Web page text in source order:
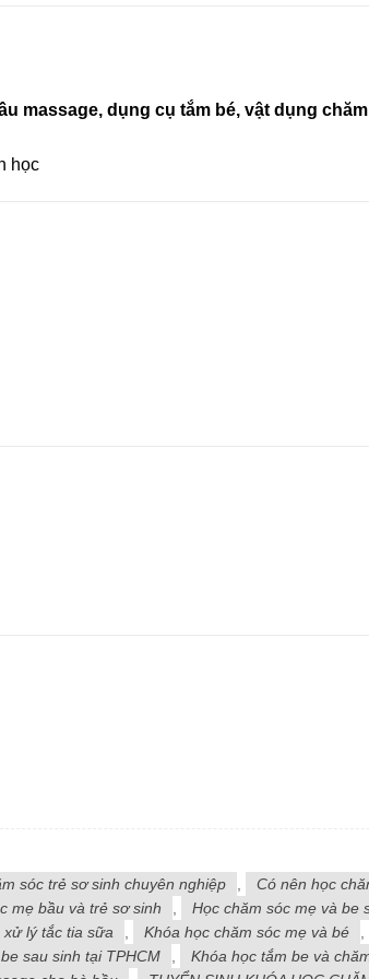
massage, dụng cụ tắm bé, vật dụng
học
sóc trẻ sơ sinh chuyên nghiệp
Có nên học
mẹ bầu và trẻ sơ sinh
Học chăm sóc mẹ và be
lý tắc tia sữa Khóa học chăm sóc mẹ và bé
sau sinh tại TPHCM
Khóa học tắm be và